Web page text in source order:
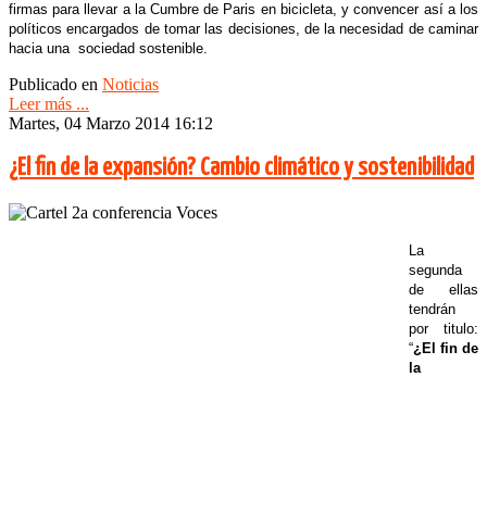
firmas para llevar a la Cumbre de Paris en bicicleta, y convencer así a los
políticos encargados de tomar las decisiones, de la necesidad de caminar
hacia una sociedad sostenible.
Publicado en Noticias
Leer más ...
Martes, 04 Marzo 2014 16:12
¿El fin de la expansión? Cambio climático y sostenibilidad
La
segunda
de ellas
tendrán
por titulo:
“¿El fin de
la